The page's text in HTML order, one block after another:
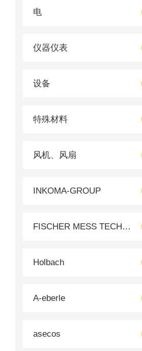
电
仪器仪表
设备
特殊材料
风机、风扇
INKOMA-GROUP
FISCHER MESS TECHNIK
Holbach
A-eberle
asecos